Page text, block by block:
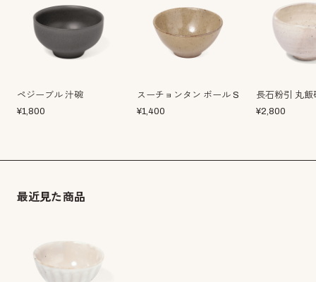
ペジーブル 汁碗
¥1,800
スーチョンタン ボール S
¥1,400
長石粉引 丸飯
¥2,800
最近見た商品